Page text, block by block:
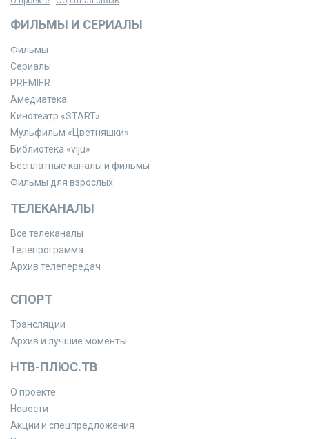
ФИЛЬМЫ И СЕРИАЛЫ
Фильмы
Сериалы
PREMIER
Амедиатека
Кинотеатр «START»
Мульфильм «Цветняшки»
Библиотека «viju»
Бесплатные каналы и фильмы
Фильмы для взрослых
ТЕЛЕКАНАЛЫ
Все телеканалы
Телепрограмма
Архив телепередач
СПОРТ
Трансляции
Архив и лучшие моменты
НТВ-ПЛЮС.ТВ
О проекте
Новости
Акции и спецпредложения